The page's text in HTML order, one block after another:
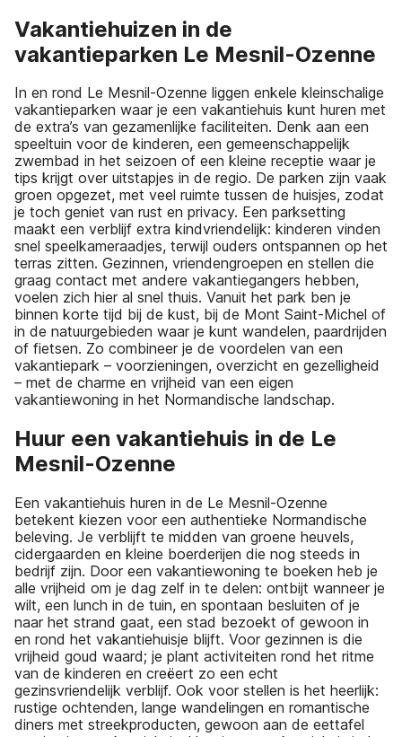
Vakantiehuizen in de
vakantieparken Le Mesnil-Ozenne
In en rond Le Mesnil-Ozenne liggen enkele kleinschalige
vakantieparken waar je een vakantiehuis kunt huren met
de extra’s van gezamenlijke faciliteiten. Denk aan een
speeltuin voor de kinderen, een gemeenschappelijk
zwembad in het seizoen of een kleine receptie waar je
tips krijgt over uitstapjes in de regio. De parken zijn vaak
groen opgezet, met veel ruimte tussen de huisjes, zodat
je toch geniet van rust en privacy. Een parksetting
maakt een verblijf extra kindvriendelijk: kinderen vinden
snel speelkameraadjes, terwijl ouders ontspannen op het
terras zitten. Gezinnen, vriendengroepen en stellen die
graag contact met andere vakantiegangers hebben,
voelen zich hier al snel thuis. Vanuit het park ben je
binnen korte tijd bij de kust, bij de Mont Saint-Michel of
in de natuurgebieden waar je kunt wandelen, paardrijden
of fietsen. Zo combineer je de voordelen van een
vakantiepark – voorzieningen, overzicht en gezelligheid
– met de charme en vrijheid van een eigen
vakantiewoning in het Normandische landschap.
Huur een vakantiehuis in de Le
Mesnil-Ozenne
Een vakantiehuis huren in de Le Mesnil-Ozenne
betekent kiezen voor een authentieke Normandische
beleving. Je verblijft te midden van groene heuvels,
cidergaarden en kleine boerderijen die nog steeds in
bedrijf zijn. Door een vakantiewoning te boeken heb je
alle vrijheid om je dag zelf in te delen: ontbijt wanneer je
wilt, een lunch in de tuin, en spontaan besluiten of je
naar het strand gaat, een stad bezoekt of gewoon in
en rond het vakantiehuisje blijft. Voor gezinnen is die
vrijheid goud waard; je plant activiteiten rond het ritme
van de kinderen en creëert zo een echt
gezinsvriendelijk verblijf. Ook voor stellen is het heerlijk:
rustige ochtenden, lange wandelingen en romantische
diners met streekproducten, gewoon aan de eettafel